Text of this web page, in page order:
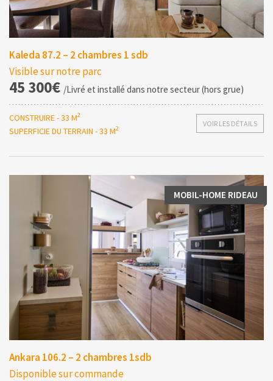
Kaleda 87.2 – 2 chambres 1 sdb
Visible sur notre parc
45 300€ /Livré et installé dans notre secteur (hors grue)
VOIR LES DÉTAILS
CONSTRUIRE - 33 M2
SUPERFICIE DU TERRAIN - 33 M2
MOBIL-HOME RIDEAU
Ankara 106.2 – 2 chambres 1sdb
Disponible sur commande